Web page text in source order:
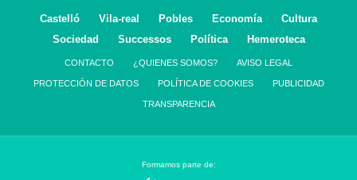
Castelló Vila-real Pobles Economía
Cultura
Sociedad
Successos Política Hemeroteca
CONTACTO ¿QUIENES SOMOS? AVISO LEGAL
PROTECCIÓN DE DATOS POLÍTICA DE COOKIES PUBLICIDAD
TRANSPARENCIA
Formamos parte de: